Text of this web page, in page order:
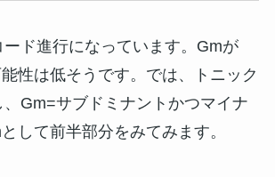
ード進行になっています。Gmが
性は低そうです。では、トニック
Gm=サブドミナントかつマイナ
して前半部分をみてみます。